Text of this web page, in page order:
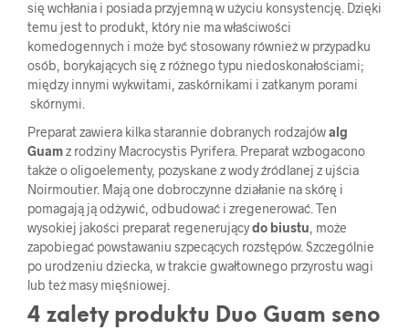
się wchłania i posiada przyjemną w użyciu konsystencję. Dzięki
temu jest to produkt, który nie ma właściwości
komedogennych i może być stosowany również w przypadku
osób, borykających się z różnego typu niedoskonałościami;
między innymi wykwitami, zaskórnikami i zatkanym porami
skórnymi.
Preparat zawiera kilka starannie dobranych rodzajówalg
Guamz rodziny Macrocystis Pyrifera. Preparat wzbogacono
także o oligoelementy, pozyskane z wody źródlanej z ujścia
Noirmoutier. Mają one dobroczynne działanie na skórę i
pomagają ją odżywić, odbudować i zregenerować. Ten
wysokiej jakości preparat regenerującydo biustu , może
zapobiegać powstawaniu szpecących rozstępów. Szczególnie
po urodzeniu dziecka, w trakcie gwałtownego przyrostu wagi
lub też masy mięśniowej.
4 zalety produktu Duo Guam seno